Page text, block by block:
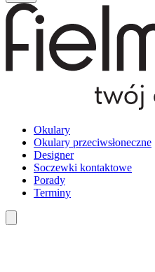
Okulary
Okulary przeciwsłoneczne
Designer
Soczewki kontaktowe
Porady
Terminy